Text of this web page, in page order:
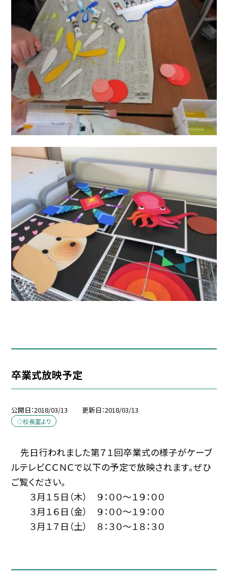
卒業式放映予定
公開日 2018/03/13 更新日 2018/03/13
◇校長室より
先日行われました第７１回卒業式の様子がケーブ
ルテレビＣＣＮＣで以下の予定で放映されます。ぜひ
ご覧ください。
３月１５日（木） ９：００〜１９：００
３月１６日（金） ９：００〜１９：００
３月１７日（土） ８：３０〜１８：３０